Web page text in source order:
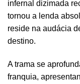
infernal dizimada
tornou a lenda
reside na audácia
destino.
A trama se
franquia,